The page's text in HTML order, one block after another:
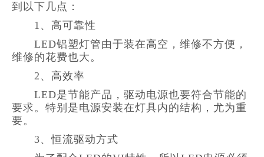
到以下几点：
1、高可靠性
LED铝塑灯管由于装在高空，维修不方便，
维修的花费也大。
2、高效率
LED是节能产品，驱动电源也要符合节能的
要求。特别是电源安装在灯具内的结构，尤为重
要。
3、恒流驱动方式